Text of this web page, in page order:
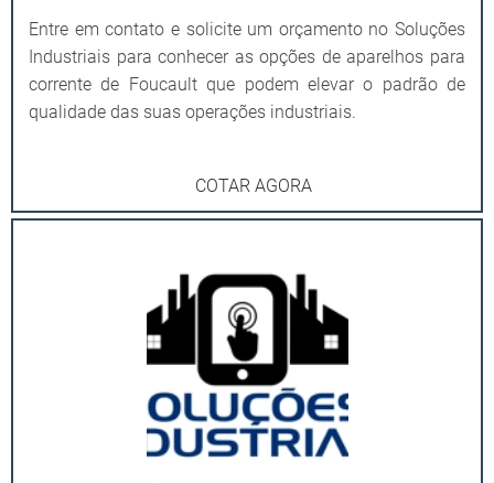
Entre em contato e solicite um orçamento no Soluções
Industriais para conhecer as opções de aparelhos para
corrente de Foucault que podem elevar o padrão de
qualidade das suas operações industriais.
COTAR AGORA